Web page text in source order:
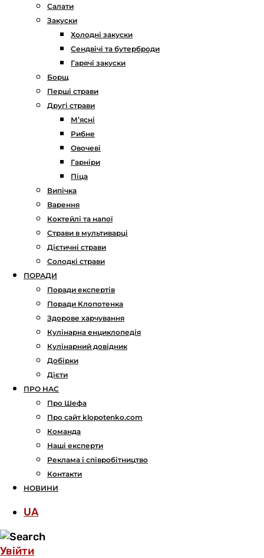
Салати
Закуски
Холодні закуски
Сендвічі та бутерброди
Гарячі закуски
Борщ
Перші страви
Другі страви
М’ясні
Рибне
Овочеві
Гарніри
Піца
Випічка
Варення
Коктейлі та напої
Страви в мультиварці
Дієтичні страви
Солодкі страви
ПОРАДИ
Поради експертів
Поради Клопотенка
Здорове харчування
Кулінарна енциклопедія
Кулінарний довідник
Добірки
Дієти
ПРО НАС
Про Шефа
Про сайт klopotenko.com
Команда
Наші експерти
Реклама і співробітництво
Контакти
НОВИНИ
UA
Увійти